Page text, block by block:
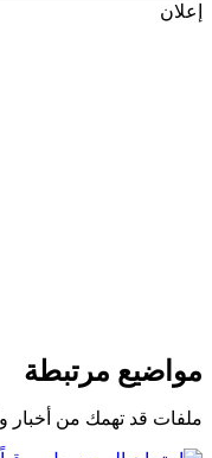
إعلان
مواضيع مرتبطة
ملفات قد تهمك من أخبار